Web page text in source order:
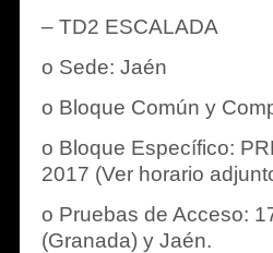
– TD2 ESCALADA
o Sede: Jaén
o Bloque Común y
o Bloque Específico:
2017 (Ver horario
o Pruebas de Acceso:
(Granada) y Jaén.